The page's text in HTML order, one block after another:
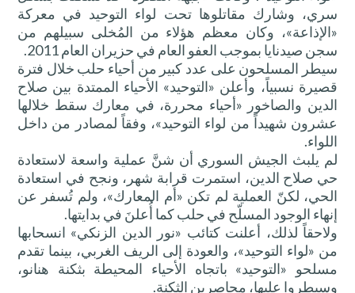
سري، وشارك مقاتلوها تحت لواء التوحيد في معركة
«الإذاعة»، وكان معظم هؤلاء من المُخلى سبيلهم من
سجن صيدنايا بموجب العفو العام في حزيران العام 2011.
سيطر المسلحون على عدد كبير من أحياء حلب خلال فترة
قصيرة نسبياً، وأعلن «التوحيد» الأحياء الممتدة بين صلاح
الدين والصاخور «أحياء محررة، في معارك سقط خلالها
عشرون شهيداً من لواء التوحيد»، وفقاً لمصادر من داخل
اللواء.
لم يلبث الجيش السوري أن شنَّ عملية واسعة لاستعادة
حي صلاح الدين، استمرت قرابة شهر، ونجح في استعادة
الحي، لكنّ العملية لم تكن «أم المعارك»، ولم تُسفر عن
إنهاء الوجود المسلّح في حلب كما أُعلنَ في بدايتها.
ولاحقاً لذلك، أعلنت كتائب «نور الدين الزنكي» انسحابها
من «لواء التوحيد»، والعودة إلى الريف الغربي، بينما تقدم
مسلحو «التوحيد» باتجاه الأحياء المحيطة بثكنة هنانو،
وسيطروا عليها، محاصرين الثكنة.